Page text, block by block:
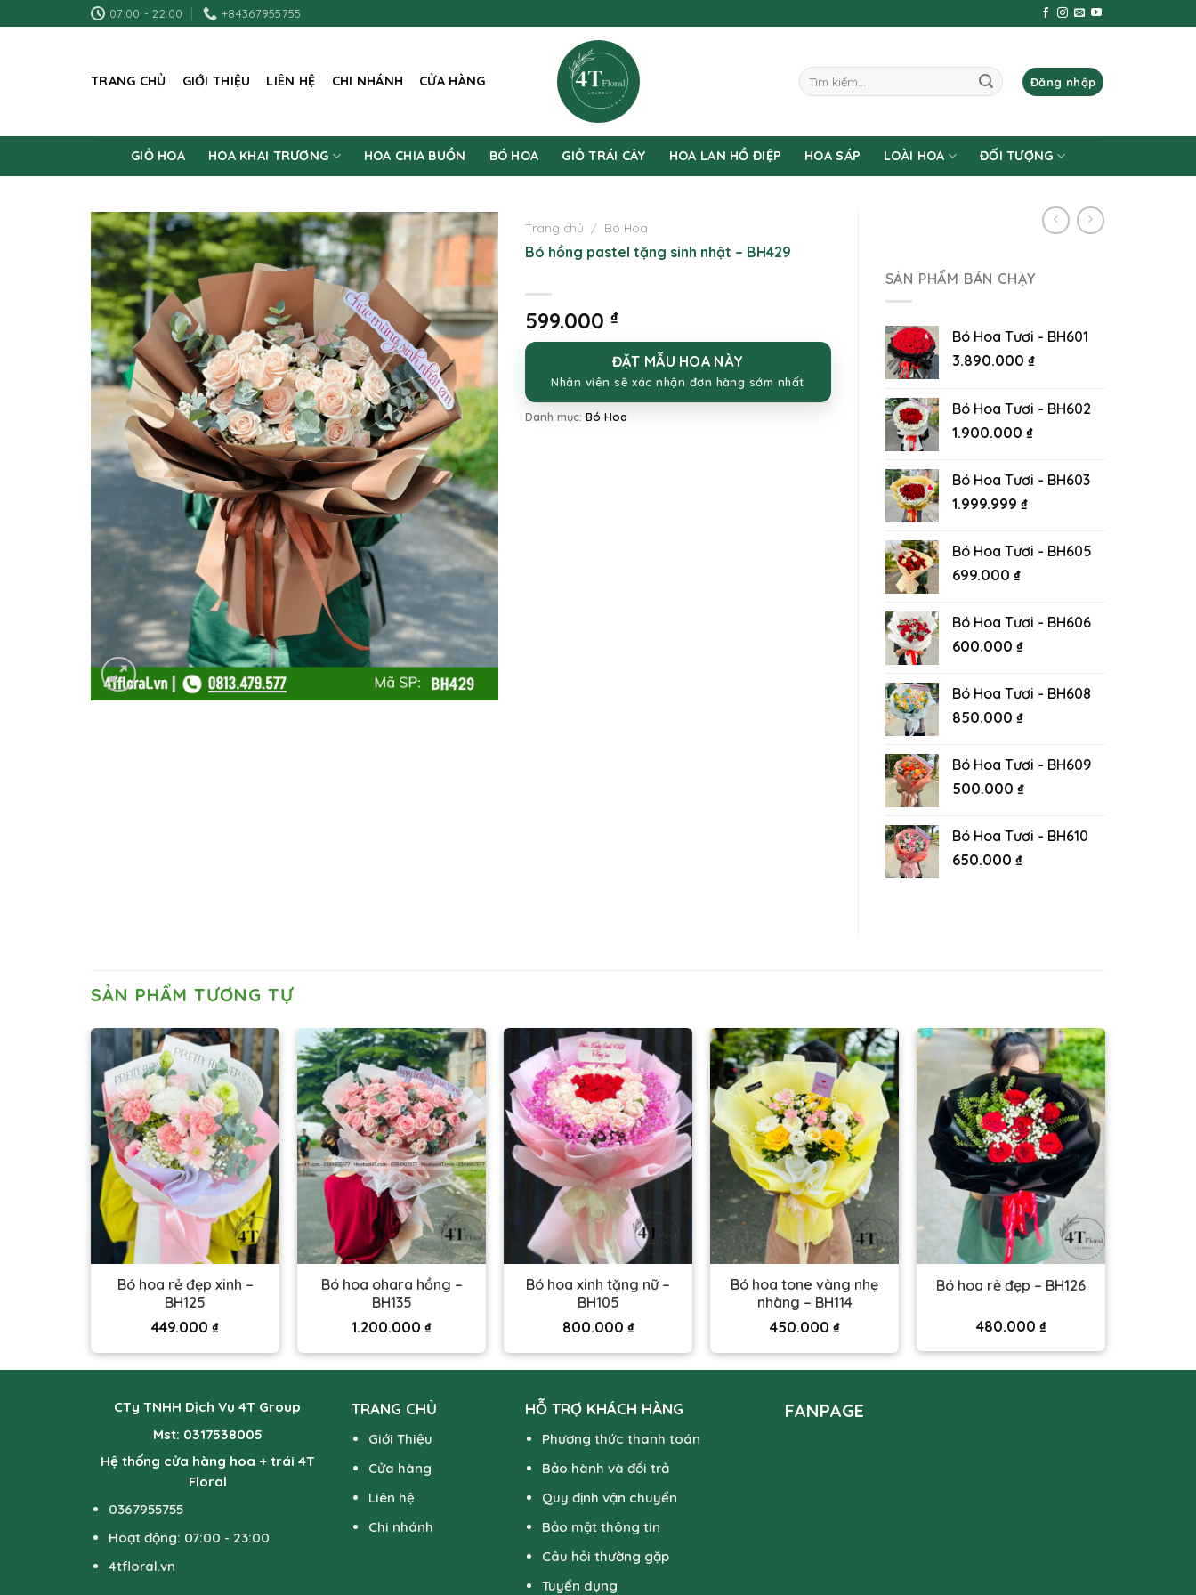
to
07:00 - 22:00 +84367955755
TRANG CHỦ GIỚI THIỆU LIÊN HỆ CHI NHÁNH CỬA HÀNG
Tìm
kiếm:
Đăng nhập
GIỎ HOA HOA KHAI TRƯƠNG HOA CHIA BUỒN BÓ HOA GIỎ TRÁI CÂY HOA LAN HỒ ĐIỆP HOA SÁP LOÀI HOA ĐỐI TƯỢNG
Trang chủ / Bó Hoa
Bó hồng pastel tặng sinh nhật – BH429
599.000 ₫
ĐẶT MẪU HOA NÀY
Nhân viên sẽ xác nhận đơn hàng sớm nhất
Danh mục: Bó Hoa
SẢN PHẨM BÁN CHẠY
Bó Hoa Tươi - BH601
3.890.000 ₫
Bó Hoa Tươi - BH602
1.900.000 ₫
Bó Hoa Tươi - BH603
1.999.999 ₫
Bó Hoa Tươi - BH605
699.000 ₫
Bó Hoa Tươi - BH606
600.000 ₫
Bó Hoa Tươi - BH608
850.000 ₫
Bó Hoa Tươi - BH609
500.000 ₫
Bó Hoa Tươi - BH610
650.000 ₫
SẢN PHẨM TƯƠNG TỰ
Bó hoa rẻ đẹp xinh –
BH125
449.000 ₫
Bó hoa ohara hồng –
BH135
1.200.000 ₫
Bó hoa xinh tặng nữ –
BH105
800.000 ₫
Bó hoa tone vàng nhẹ
nhàng – BH114
450.000 ₫
Bó hoa rẻ đẹp – BH126
480.000 ₫
CTy TNHH Dịch Vụ 4T Group
Mst: 0317538005
Hệ thống cửa hàng hoa + trái 4T
Floral
0367955755
Hoạt động: 07:00 - 23:00
4tfloral.vn
TRANG CHỦ
Giới Thiệu
Cửa hàng
Liên hệ
Chi nhánh
HỖ TRỢ KHÁCH HÀNG
Phương thức thanh toán
Bảo hành và đổi trả
Quy định vận chuyển
Bảo mật thông tin
Câu hỏi thường gặp
Tuyển dụng
FANPAGE